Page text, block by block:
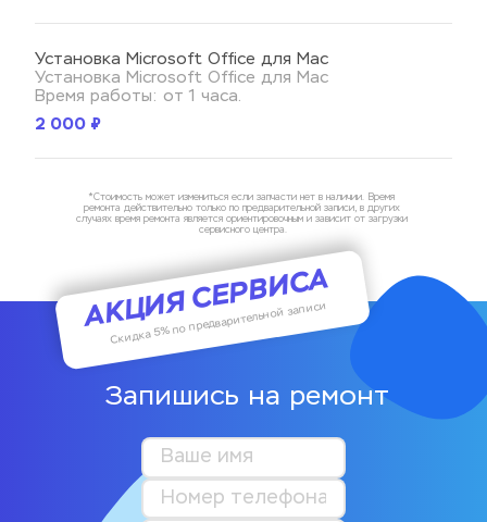
Установка Microsoft Office для Mac
Установка Microsoft Office для Mac
Время работы: от 1 часа.
2 000 ₽
*Стоимость может измениться если запчасти нет в наличии. Время
ремонта действительно только по предварительной записи, в других
случаях время ремонта является ориентировочным и зависит от загрузки
сервисного центра.
Запишись на ремонт
АКЦИЯ СЕРВИСА
Скидка 5% по предварительной записи